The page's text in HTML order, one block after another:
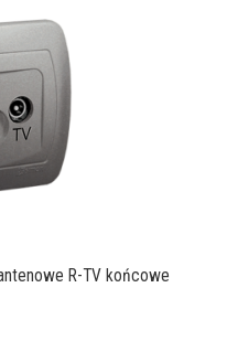
R-TV końcowe